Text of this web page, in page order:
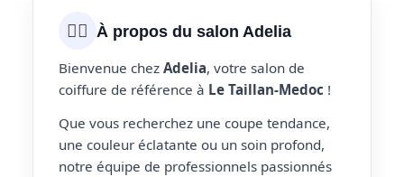
💇‍♀️ À propos du salon Adelia
Bienvenue chez Adelia, votre salon de
coiffure de référence à Le Taillan-Medoc !
Que vous recherchez une coupe tendance,
une couleur éclatante ou un soin profond,
notre équipe de professionnels passionnés